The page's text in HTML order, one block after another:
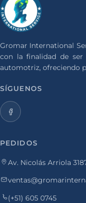
Gromar International
con la finalidad de ser
automotriz, ofreciendo
SÍGUENOS
PEDIDOS
Av. Nicolás Arriola
(+51) 605 0745